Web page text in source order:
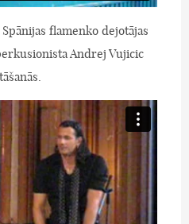
flamenko dejotājas
Andrej Vujicic